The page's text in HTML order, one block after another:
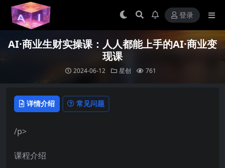
登录
AI·商业生财实操课：人人都能上手的AI·商业变
现课
2024-06-12 星创 761
详情介绍 常见问题
/p>
课程介绍